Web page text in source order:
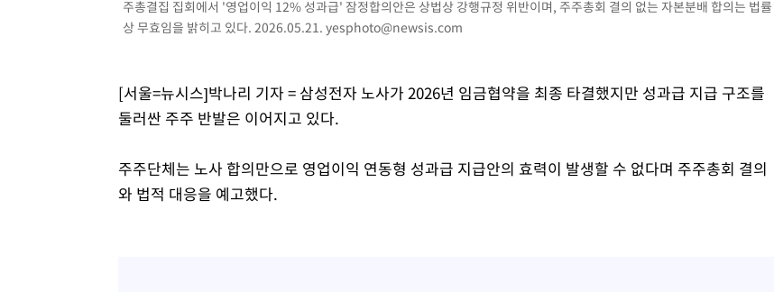
주총결집 집회에서 '영업이익 12% 성과급' 잠정합의안은 상법상 강행규정 위반이며, 주주총회 결의 없는 자본분배 합의는 법률
상 무효임을 밝히고 있다. 2026.05.21. yesphoto@newsis.com
[서울=뉴시스]박나리 기자 = 삼성전자 노사가 2026년 임금협약을 최종 타결했지만 성과급 지급 구조를
둘러싼 주주 반발은 이어지고 있다.
주주단체는 노사 합의만으로 영업이익 연동형 성과급 지급안의 효력이 발생할 수 없다며 주주총회 결의
와 법적 대응을 예고했다.